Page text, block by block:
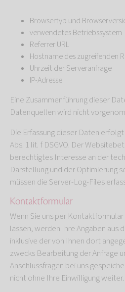
Browsertyp und
verwendetes Betriebssystem
Referrer URL
Hostname des zugreifenden
Uhrzeit der Serveranfrage
IP-Adresse
Eine Zusammenführung dieser
Datenquellen wird nicht
Die Erfassung dieser Daten
Abs. 1 lit. f DSGVO. Der
berechtigtes Interesse an der
Darstellung und der Optimierung
müssen die Server-Log-Files
Kontaktformular
Wenn Sie uns per
lassen, werden Ihre Angaben aus
inklusive der von Ihnen dort
zwecks Bearbeitung der Anfrage
Anschlussfragen bei uns
nicht ohne Ihre Einwilligung weiter.